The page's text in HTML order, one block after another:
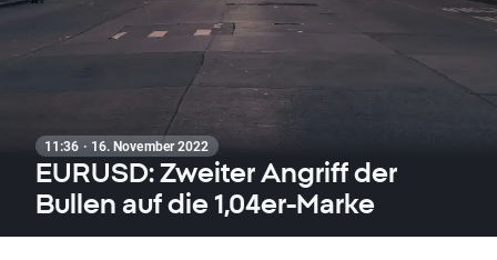
11:36 · 16. November 2022
EURUSD: Zweiter Angriff der
Bullen auf die 1,04er-Marke